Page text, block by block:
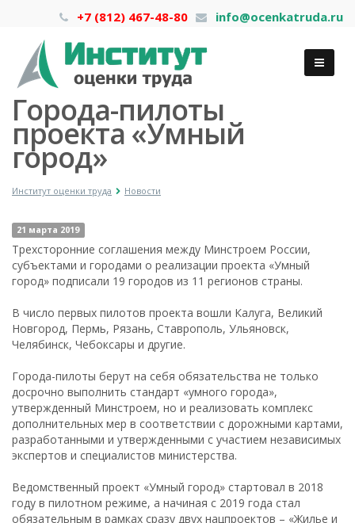
info@ocenkatruda.ru
+7 (812) 467-48-80
Города-пилоты
проекта «Умный
город»
Институт оценки труда Новости
21 марта 2019
Трехсторонние соглашения между Минстроем России,
субъектами и городами о реализации проекта «Умный
город» подписали 19 городов из 11 регионов страны.
В число первых пилотов проекта вошли Калуга, Великий
Новгород, Пермь, Рязань, Ставрополь, Ульяновск,
Челябинск, Чебоксары и другие.
Города-пилоты берут на себя обязательства не только
досрочно выполнить стандарт «умного города»,
утвержденный Минстроем, но и реализовать комплекс
дополнительных мер в соответствии с дорожными картами,
разработанными и утвержденными с участием независимых
экспертов и специалистов министерства.
Ведомственный проект «Умный город» стартовал в 2018
году в пилотном режиме, а начиная с 2019 года стал
обязательным в рамках сразу двух нацпроектов – «Жилье и